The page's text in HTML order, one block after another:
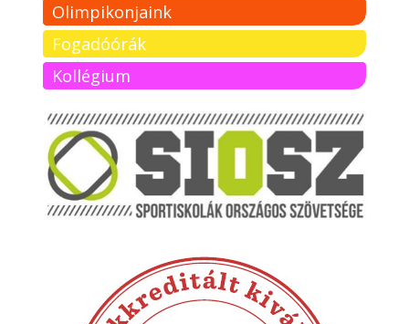
Olimpikonjaink
Fogadóórák
Kollégium